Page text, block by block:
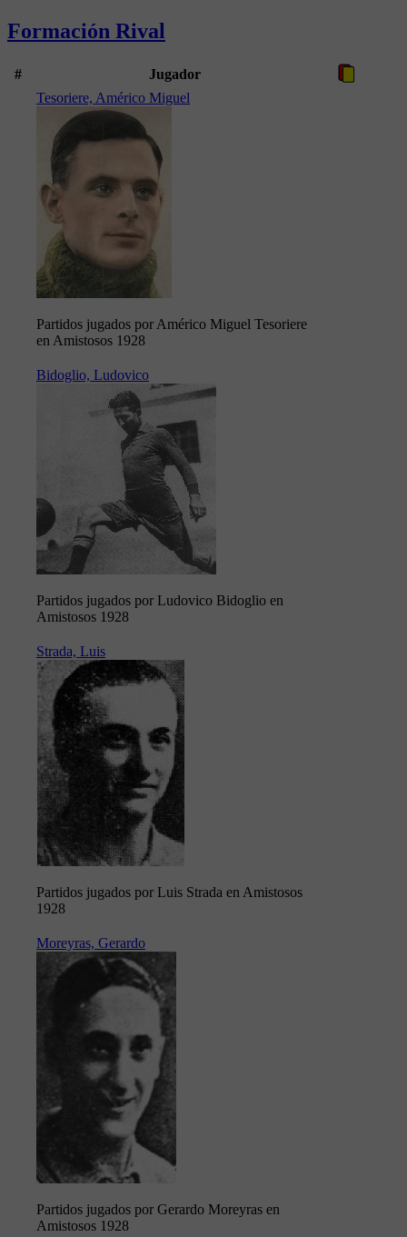
Formación Rival
#
Jugador
Tesoriere, Américo Miguel
Partidos jugados por Américo Miguel Tesoriere
en Amistosos 1928
Bidoglio, Ludovico
Partidos jugados por Ludovico Bidoglio en
Amistosos 1928
Strada, Luis
Partidos jugados por Luis Strada en Amistosos
1928
Moreyras, Gerardo
Partidos jugados por Gerardo Moreyras en
Amistosos 1928